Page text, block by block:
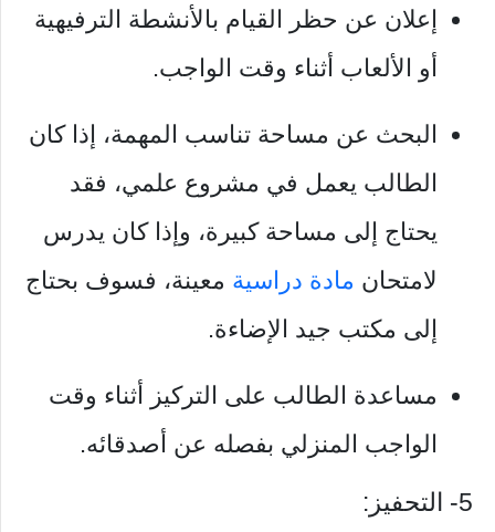
إعلان عن حظر القيام بالأنشطة الترفيهية
أو الألعاب أثناء وقت الواجب.
البحث عن مساحة تناسب المهمة، إذا كان
الطالب يعمل في مشروع علمي، فقد
يحتاج إلى مساحة كبيرة، وإذا كان يدرس
لامتحان مادة دراسية معينة، فسوف بحتاج
إلى مكتب جيد الإضاءة.
مساعدة الطالب على التركيز أثناء وقت
الواجب المنزلي بفصله عن أصدقائه.
5- التحفيز: